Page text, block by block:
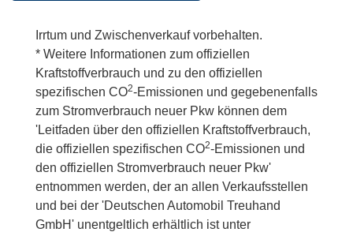
Irrtum und Zwischenverkauf vorbehalten.
* Weitere Informationen zum offiziellen
Kraftstoffverbrauch und zu den offiziellen
spezifischen CO2-Emissionen und gegebenenfalls
zum Stromverbrauch neuer Pkw können dem
'Leitfaden über den offiziellen Kraftstoffverbrauch,
die offiziellen spezifischen CO2-Emissionen und
den offiziellen Stromverbrauch neuer Pkw'
entnommen werden, der an allen Verkaufsstellen
und bei der 'Deutschen Automobil Treuhand
GmbH' unentgeltlich erhältlich ist unter